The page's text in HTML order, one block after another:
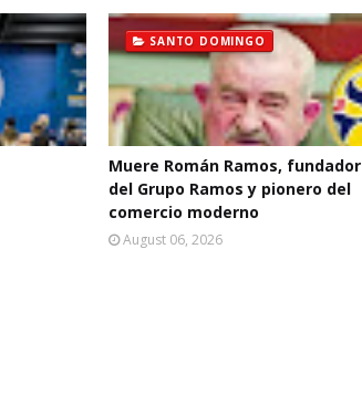
SANTO DOMINGO
Muere Román Ramos, fundador
del Grupo Ramos y pionero del
comercio moderno
August 06, 2026